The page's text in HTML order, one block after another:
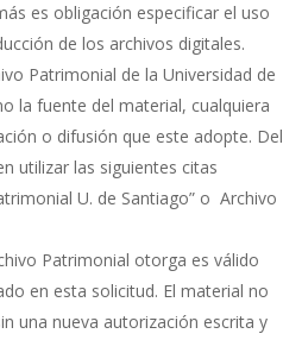
es obligación especificar el uso
de los archivos digitales.
Patrimonial de la Universidad de
la fuente del material, cualquiera
o difusión que este adopte. Del
utilizar las siguientes citas
U. de Santiago” o Archivo
Patrimonial otorga es válido
en esta solicitud. El material no
una nueva autorización escrita y